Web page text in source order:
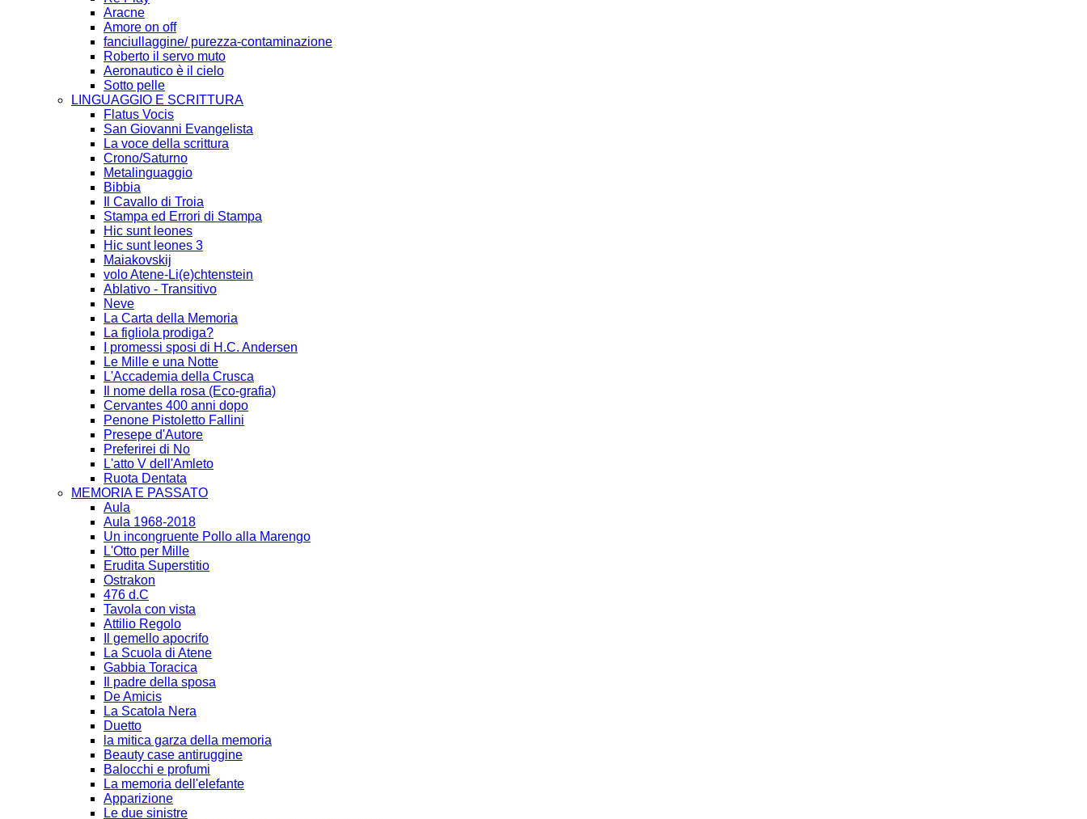
Aracne
Amore on off
fanciullaggine/ purezza-contaminazione
Roberto il servo muto
Aeronautico è il cielo
Sotto pelle
LINGUAGGIO E SCRITTURA
Flatus Vocis
San Giovanni Evangelista
La voce della scrittura
Crono/Saturno
Metalinguaggio
Bibbia
Il Cavallo di Troia
Stampa ed Errori di Stampa
Hic sunt leones
Hic sunt leones 3
Maiakovskij
volo Atene-Li(e)chtenstein
Ablativo - Transitivo
Neve
La Carta della Memoria
La figliola prodiga?
I promessi sposi di H.C. Andersen
Le Mille e una Notte
L'Accademia della Crusca
Il nome della rosa (Eco-grafia)
Cervantes 400 anni dopo
Penone Pistoletto Fallini
Presepe d'Autore
Preferirei di No
L'atto V dell'Amleto
Ruota Dentata
MEMORIA E PASSATO
Aula
Aula 1968-2018
Un incongruente Pollo alla Marengo
L'Otto per Mille
Erudita Superstitio
Ostrakon
476 d.C
Tavola con vista
Attilio Regolo
Il gemello apocrifo
La Scuola di Atene
Gabbia Toracica
Il padre della sposa
De Amicis
La Scatola Nera
Duetto
la mitica garza della memoria
Beauty case antiruggine
Balocchi e profumi
La memoria dell'elefante
Apparizione
Le due sinistre